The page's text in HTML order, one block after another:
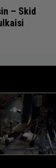
– Skid